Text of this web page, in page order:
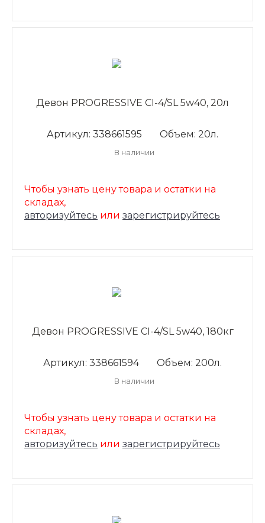
Девон PROGRESSIVE CI-4/SL 5w40, 20л
Артикул: 338661595 Объем: 20л.
В наличии
Чтобы узнать цену товара и остатки на
складах,
авторизуйтесь или зарегистрируйтесь
Девон PROGRESSIVE CI-4/SL 5w40, 180кг
Артикул: 338661594 Объем: 200л.
В наличии
Чтобы узнать цену товара и остатки на
складах,
авторизуйтесь или зарегистрируйтесь